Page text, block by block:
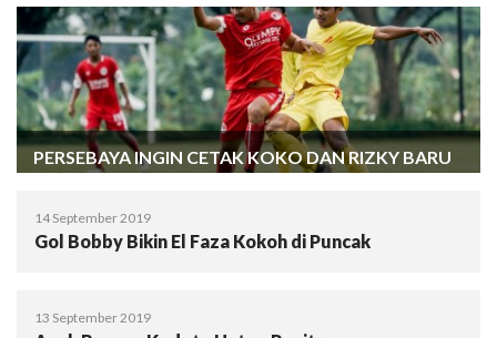
PERSEBAYA INGIN CETAK KOKO DAN RIZKY BARU
14 September 2019
Gol Bobby Bikin El Faza Kokoh di Puncak
13 September 2019